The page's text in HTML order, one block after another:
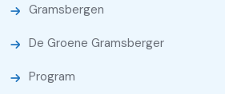
Gramsbergen
De Groene Gramsberger
Program